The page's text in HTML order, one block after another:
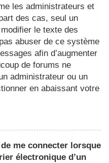
les administrateurs et
des cas, seul un
le texte des
abuser de ce système
afin d’augmenter
de forums ne
administrateur ou un
en abaissant votre
me connecter lorsque
électronique d’un